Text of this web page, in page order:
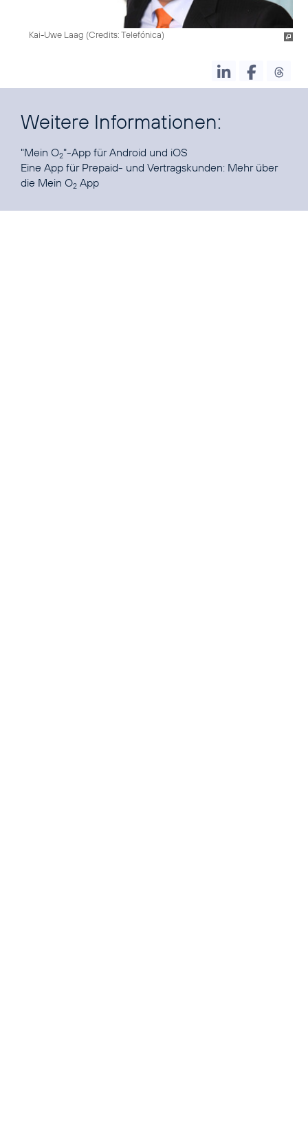
Kai-Uwe Laag (Credits: Telefónica)
Weitere Informationen:
"Mein O2"-App fürAndroid und iOS
Eine App für Prepaid- und Vertragskunden: Mehr über
die Mein O2 App